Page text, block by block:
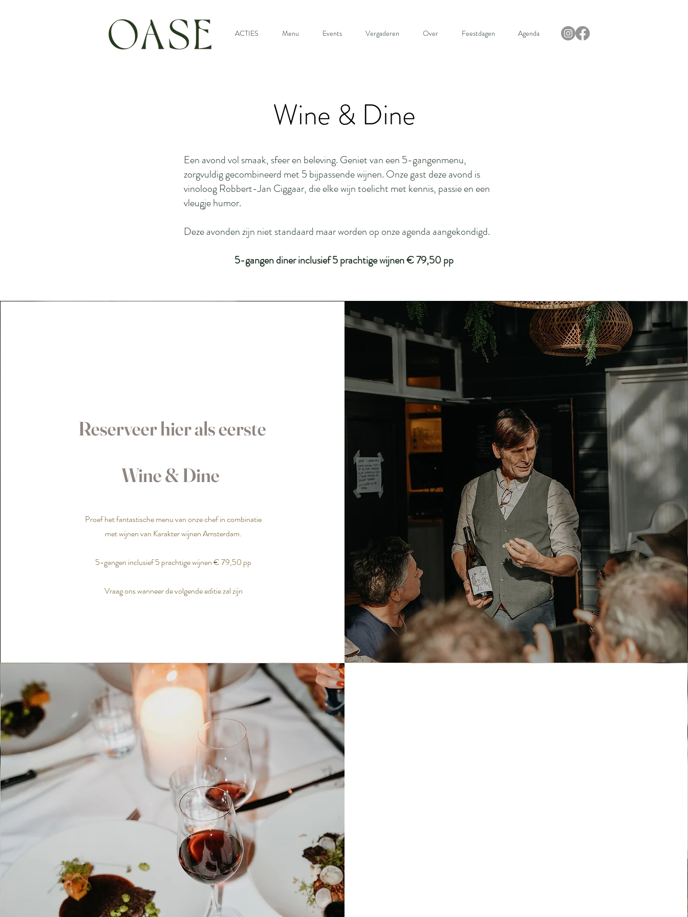
ACTIES Menu Events Vergaderen Over Feestdagen Agenda
Wine & Dine
Een avond vol smaak, sfeer en beleving. Geniet van een 5-gangenmenu,
zorgvuldig gecombineerd met 5 bijpassende wijnen. Onze gast deze avond is
vinoloog Robbert-Jan Ciggaar, die elke wijn toelicht met kennis, passie en een
vleugje humor.
Deze avonden zijn niet standaard maar worden op onze agenda aangekondigd.
5-gangen diner inclusief 5 prachtige wijnen € 79,50 pp
Reserveer hier als eerste
Wine & Dine
Proef het fantastische menu van onze chef in combinatie
met wijnen van Karakter wijnen Amsterdam.
5-gangen inclusief 5 prachtige wijnen € 79,50 pp
Vraag ons wanneer de volgende editie zal zijn